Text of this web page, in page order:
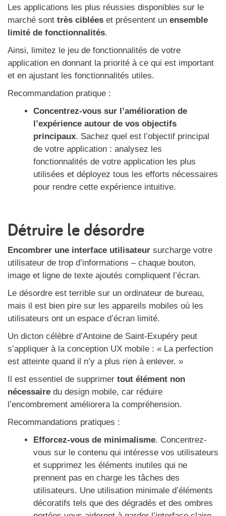
Les applications les plus réussies disponibles sur le
marché sont très ciblées et présentent un ensemble
limité de fonctionnalités.
Ainsi, limitez le jeu de fonctionnalités de votre
application en donnant la priorité à ce qui est important
et en ajustant les fonctionnalités utiles.
Recommandation pratique :
Concentrez-vous sur l’amélioration de
l’expérience autour de vos objectifs
principaux. Sachez quel est l’objectif principal
de votre application : analysez les
fonctionnalités de votre application les plus
utilisées et déployez tous les efforts nécessaires
pour rendre cette expérience intuitive.
Détruire le désordre
Encombrer une interface utilisateur surcharge votre
utilisateur de trop d’informations – chaque bouton,
image et ligne de texte ajoutés compliquent l’écran.
Le désordre est terrible sur un ordinateur de bureau,
mais il est bien pire sur les appareils mobiles où les
utilisateurs ont un espace d’écran limité.
Un dicton célèbre d’Antoine de Saint-Exupéry peut
s’appliquer à la conception UX mobile : « La perfection
est atteinte quand il n’y a plus rien à enlever. »
Il est essentiel de supprimer tout élément non
nécessaire du design mobile, car réduire
l’encombrement améliorera la compréhension.
Recommandations pratiques :
Efforcez-vous de minimalisme. Concentrez-
vous sur le contenu qui intéresse vos utilisateurs
et supprimez les éléments inutiles qui ne
prennent pas en charge les tâches des
utilisateurs. Une utilisation minimale d’éléments
décoratifs tels que des dégradés et des ombres